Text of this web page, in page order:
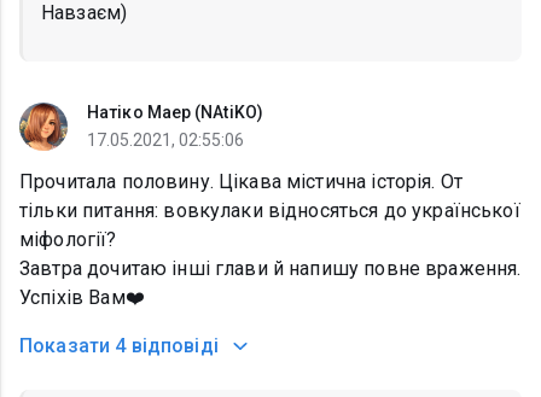
Навзаєм)
Натіко Маер (NAtiKO)
17.05.2021, 02:55:06
Прочитала половину. Цікава містична історія. От
тільки питання: вовкулаки відносяться до української
міфології?
Завтра дочитаю інші глави й напишу повне враження.
Успіхів Вам❤️
Показати 4 відповіді